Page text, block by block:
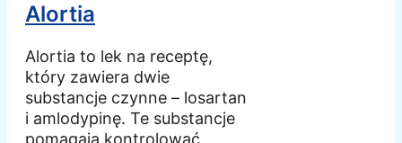
Alortia
Alortia to lek na receptę,
który zawiera dwie
substancje czynne – losartan
i amlodypinę. Te substancje
pomagają kontrolować